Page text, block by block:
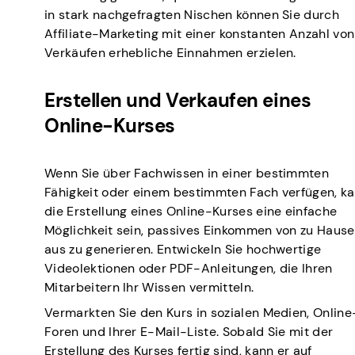
in stark nachgefragten Nischen können Sie durch
Affiliate-Marketing mit einer konstanten Anzahl von
Verkäufen erhebliche Einnahmen erzielen.
Erstellen und Verkaufen eines
Online-Kurses
Wenn Sie über Fachwissen in einer bestimmten
Fähigkeit oder einem bestimmten Fach verfügen,
die Erstellung eines Online-Kurses eine einfache
Möglichkeit sein, passives Einkommen von zu Hause
aus zu generieren. Entwickeln Sie hochwertige
Videolektionen oder PDF-Anleitungen, die Ihren
Mitarbeitern Ihr Wissen vermitteln.
Vermarkten Sie den Kurs in sozialen Medien,
Foren und Ihrer E-Mail-Liste. Sobald Sie mit der
Erstellung des Kurses fertig sind, kann er auf